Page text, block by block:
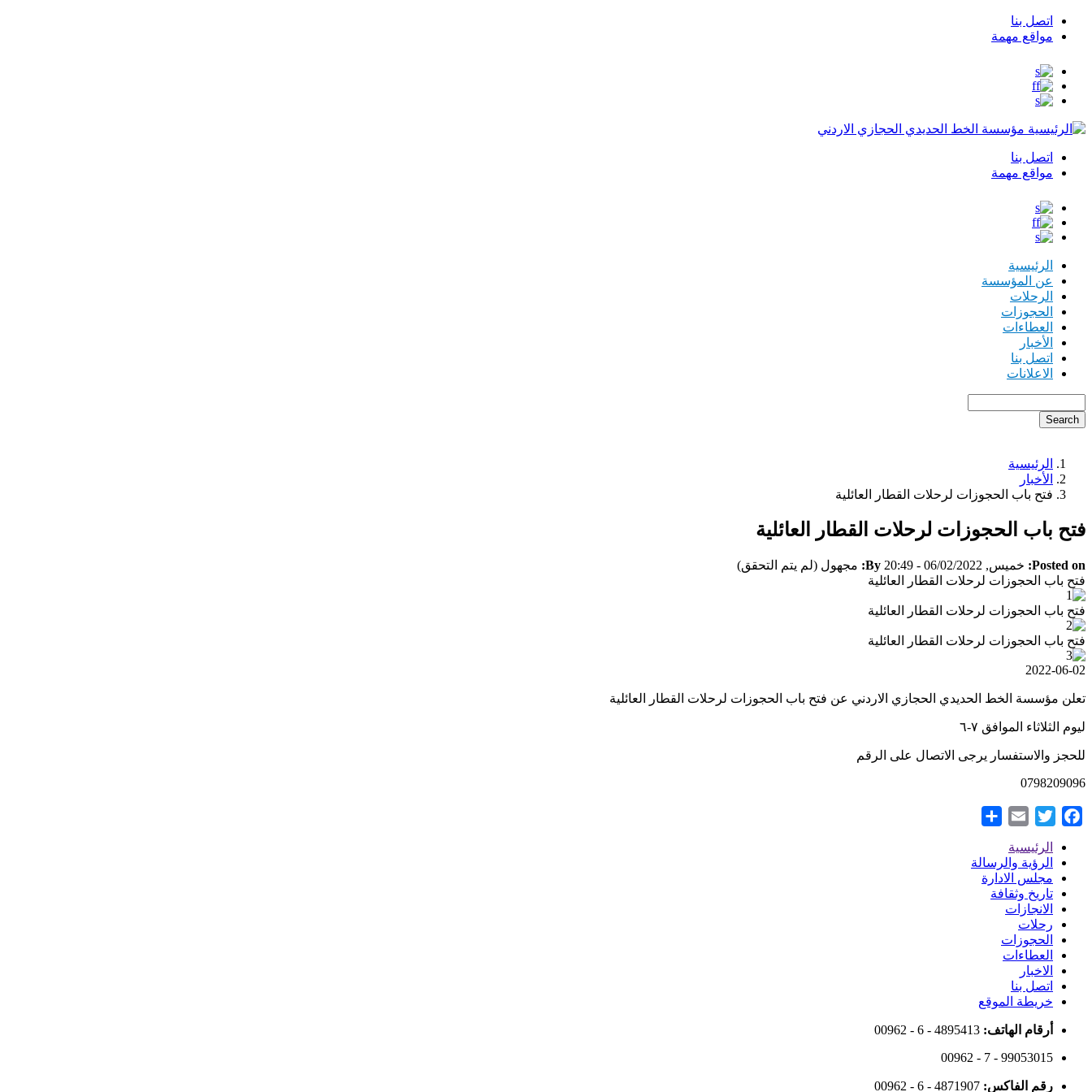
Top
Menu
اتصل بنا
مواقع مهمة
مؤسسة الخط الحديدي الحجازي الاردني
Top
Menu
اتصل بنا
مواقع مهمة
الرئيسية
عن المؤسسة
الرحلات
الحجوزات
العطاءات
الأخبار
اتصل بنا
الاعلانات
Breadcrumb
الرئيسية
الأخبار
فتح باب الحجوزات لرحلات القطار العائلية
فتح باب الحجوزات لرحلات القطار العائلية
Posted on: خميس, 06/02/2022 - 20:49 By: مجهول (لم يتم التحقق)
فتح باب الحجوزات لرحلات القطار العائلية
فتح باب الحجوزات لرحلات القطار العائلية
فتح باب الحجوزات لرحلات القطار العائلية
2022-06-02
تعلن مؤسسة الخط الحديدي الحجازي الاردني عن فتح باب الحجوزات لرحلات القطار العائلية
ليوم الثلاثاء الموافق ٧-٦
للحجز والاستفسار يرجى الاتصال على الرقم
0798209096
Facebook
Twitter
Email
Footer
Menu
الرئيسية
الرؤية والرسالة
مجلس الادارة
تاريخ وثقافة
الانجازات
رحلات
الحجوزات
العطاءات
الاخبار
اتصل بنا
خريطة الموقع
أرقام الهاتف: 00962 - 6 - 4895413
00962 - 7 - 99053015
رقم الفاكس: 00962 - 6 - 4871907